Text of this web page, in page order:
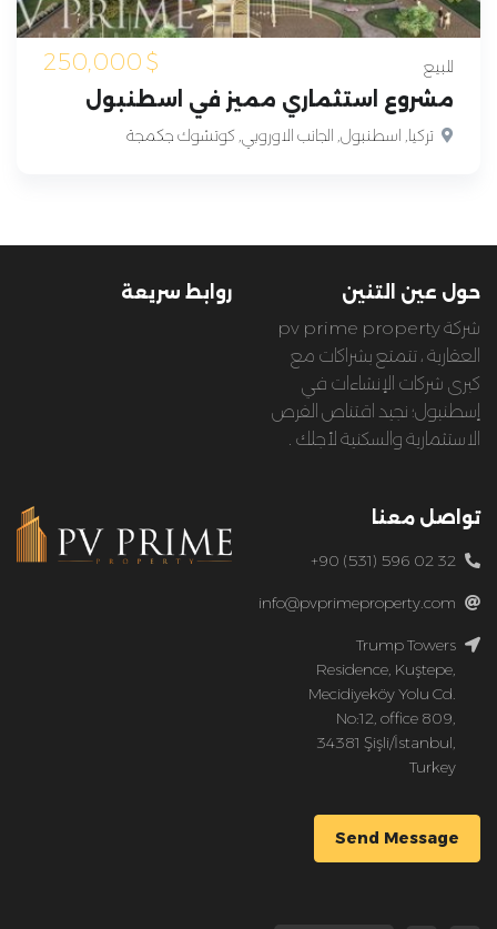
للبيع $
مشروع استثماري مميز في اسطنبول
تركيا, اسطنبول, الجانب الاوروبي, كوتشوك جكمجة
حول عين التنين
شركة pv prime property
العقارية ، تتمتع بشراكات مع
كبرى شركات الإنشاءات في
إسطنبول؛ نجيد اقتناص الفرص
الاستثمارية والسكنية لأجلك .
روابط سريعة
تواصل معنا
+90 (531) 596 02 32
info@pvprimeproperty.com
Trump Towers
Residence, Kuştepe,
Mecidiyeköy Yolu Cd.
No:12, office 809,
34381 Şişli/İstanbul,
Turkey
Send Message